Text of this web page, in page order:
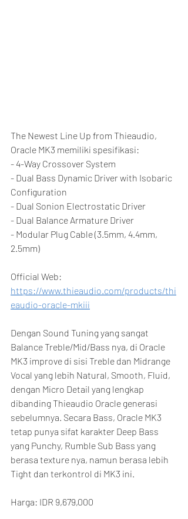
The Newest Line Up from Thieaudio,
Oracle MK3 memiliki spesifikasi:
- 4-Way Crossover System
- Dual Bass Dynamic Driver with Isobaric
Configuration
- Dual Sonion Electrostatic Driver
- Dual Balance Armature Driver
- Modular Plug Cable (3.5mm, 4.4mm,
2.5mm)
Official Web:
https://www.thieaudio.com/products/thi
eaudio-oracle-mkiii
Dengan Sound Tuning yang sangat
Balance Treble/Mid/Bass nya, di Oracle
MK3 improve di sisi Treble dan Midrange
Vocal yang lebih Natural, Smooth, Fluid,
dengan Micro Detail yang lengkap
dibanding Thieaudio Oracle generasi
sebelumnya. Secara Bass, Oracle MK3
tetap punya sifat karakter Deep Bass
yang Punchy, Rumble Sub Bass yang
berasa texture nya, namun berasa lebih
Tight dan terkontrol di MK3 ini.
Harga: IDR 9,679,000